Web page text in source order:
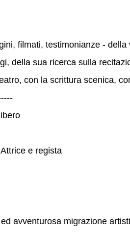
filmati, testimonianze - della
della sua ricerca sulla
con la scrittura scenica,
e regista
avventurosa migrazione